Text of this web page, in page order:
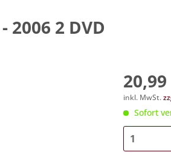
2006 2 DVD
inkl. MwSt.
Sofort